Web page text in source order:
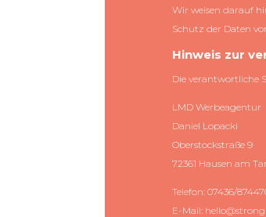
Wir weisen darauf
Schutz der Daten
Hinweis zur
Die verantwortliche
LMD Werbeagentur
Daniel Lopacki
Oberstockstraße 9
72361 Hausen am
Telefon: 07436/
E-Mail: